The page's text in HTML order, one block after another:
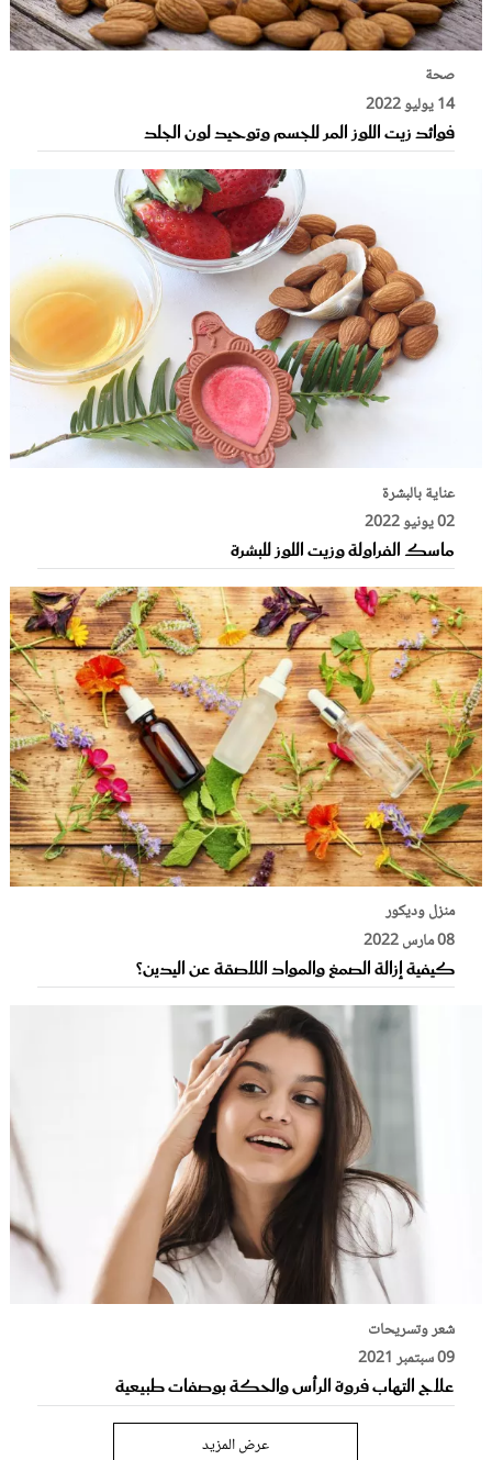
صحة
14 يوليو 2022
فوائد زيت اللوز المر للجسم وتوحيد لون الجلد
عناية بالبشرة
02 يونيو 2022
ماسك الفراولة وزيت اللوز للبشرة
منزل وديكور
08 مارس 2022
كيفية إزالة الصمغ والمواد اللاصقة عن اليدين؟
شعر وتسريحات
09 سبتمبر 2021
علاج التهاب فروة الرأس والحكة بوصفات طبيعية
عرض المزيد